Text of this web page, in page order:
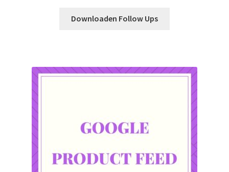
Downloaden Follow Ups